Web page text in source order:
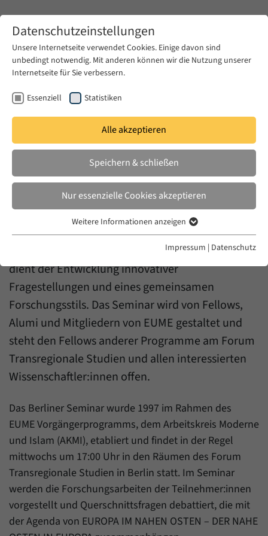
Zum Hauptinhalt springen
EUME Berliner
Seminar
Das Berliner Seminar ist die verbindende
Klammer des EUME Forschungsprogramms. Es
dient der Entwicklung innovativer
Fragestellungen und eines gemeinsamen
Forschungsstils. Das Seminar wird von Fellows,
Alumi und Mitgliedern von EUME gestaltet und
steht den Fellows anderer Programme am Forum
Transregionale Studien und allen interessierten
Wissenschaftler:innen offen.
Das Berliner Seminar wurde 1997 im Rahmen des
EUME Vorgängerprogramms, dem Arbeitskreis Moderne
und Islam (AKMI), etabliert und findet in der Regel
mittwochs um 17:00 Uhr in den Räumen des Forum
Transregionale Studien in Berlin statt. Im Seminar
werden die Forschungsarbeiten der Teilnehmer:innen
vorgestellt und Querschnittsfragen debattiert, die mit
der Agenda von EUROPA IM NAHEN OSTEN – DER NAHE
Datenschutzeinstellungen
Unsere Internetseite verwendet Cookies. Einige davon sind
unbedingt notwendig. Mit anderen können wir die Nutzung unserer
Internetseite für Sie verbessern.
Essenziell Statistiken
Alle akzeptieren
Speichern & schließen
Nur essenzielle Cookies akzeptieren
Essenzielle Cookies werden für grundlegende Funktionen der
einwandfrei funktioniert.
Name cookie_optin
Anbieter Forum Transregionale Studien e.V.
Laufzeit 1 Jahr
Dieses Cookie wird verwendet, um Ihre
Name SgCookieOptin.lastPreferences
Anbieter Forum Transregionale Studien e.V.
Laufzeit 1 Jahr
Dieser Wert speichert Ihre Consent-
Einstellungen. Unter anderem eine zufällig
Cookie-Informationen anzeigen
Statistiken
Mit diesen Cookies können wir Statistiken über die Nutzung der
Inhalte unserer Internetseite erstellen. Die Statistiken verwalten
wir auf der Plattform Matomo. Sie stehen nur dem Forum
Transregionale Studien e.V. zur Verfügung und werden nicht
Anbieter Matomo
Laufzeit 13 Monate
Zweck
Mit diesem Cookie können wir Informationen
über Benutzer unserer Internetseite
speichern, zum Beispiel die Besucher-ID.
Cookie-Informationen anzeigen
Weitere Informationen anzeigen
Impressum | Datenschutz